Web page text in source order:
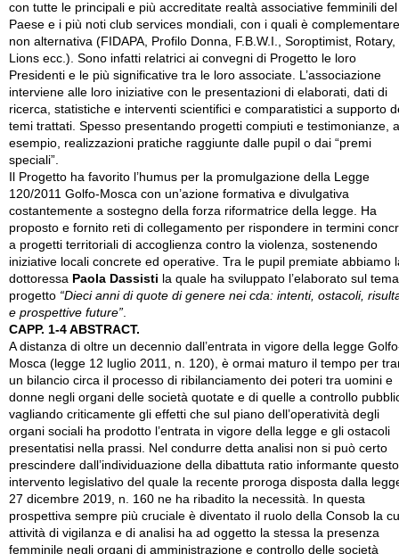
con tutte le principali e più accreditate realtà associative femminili del
Paese e i più noti club services mondiali, con i quali è
non alternativa (FIDAPA, Profilo Donna, F.B.W.I., Soroptimist, Rotary,
Lions ecc.). Sono infatti relatrici ai convegni di Progetto le loro
Presidenti e le più significative tra le loro associate. L’associazione
interviene alle loro iniziative con le presentazioni di elaborati, dati di
ricerca, statistiche e interventi scientifici e comparatistici a supporto
temi trattati. Spesso presentando progetti compiuti e testimonianze,
esempio, realizzazioni pratiche raggiunte dalle pupil o dai “premi
speciali”.
Il Progetto ha favorito l’humus per la promulgazione della Legge
120/2011 Golfo-Mosca con un’azione formativa e divulgativa
costantemente a sostegno della forza riformatrice della legge. Ha
proposto e fornito reti di collegamento per rispondere in termini
a progetti territoriali di accoglienza contro la violenza, sostenendo
iniziative locali concrete ed operative. Tra le pupil premiate abbiamo
dottoressa Paola Dassisti la quale ha sviluppato l’elaborato sul tema
progetto “Dieci anni di quote di genere nei cda: intenti, ostacoli,
e prospettive future”.
CAPP. 1-4 ABSTRACT.
A distanza di oltre un decennio dall’entrata in vigore della legge
Mosca (legge 12 luglio 2011, n. 120), è ormai maturo il tempo per
un bilancio circa il processo di ribilanciamento dei poteri tra uomini e
donne negli organi delle società quotate e di quelle a controllo
vagliando criticamente gli effetti che sul piano dell’operatività degli
organi sociali ha prodotto l’entrata in vigore della legge e gli ostacoli
presentatisi nella prassi. Nel condurre detta analisi non si può certo
prescindere dall’individuazione della dibattuta ratio informante questo
intervento legislativo del quale la recente proroga disposta dalla
27 dicembre 2019, n. 160 ne ha ribadito la necessità. In questa
prospettiva sempre più cruciale è diventato il ruolo della Consob la
attività di vigilanza e di analisi ha ad oggetto la stessa la presenza
femminile negli organi di amministrazione e controllo delle società